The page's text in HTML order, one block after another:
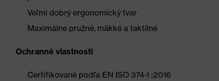
Veľmi dobrý ergonomický tvar
Maximálne pružné, mäkké a taktilné
Ochranné vlastnosti
Certifikované podľa EN ISO 374-1 :2016